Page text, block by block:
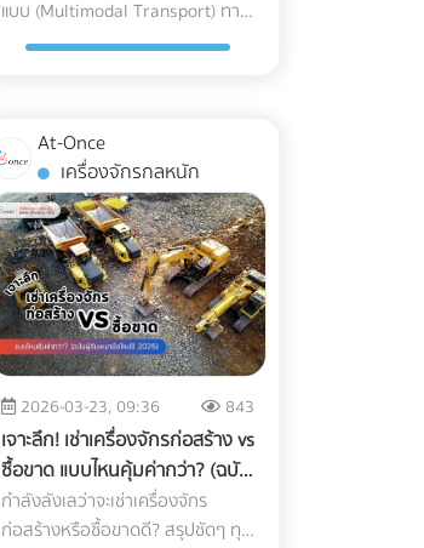
ทาง หากทีม In-house ของโรงแรม
คุณมีงานล้นมืออยู่แล้ว การใช้
ห้องพักต้องว่างเปล่าในช่วง Low
Season! ยกระดับการตลาดโรงแรม
ของคุณวันนี้ เข้ามาค้นหาพาร์ทเนอ
ร์ที่เชี่ยวชาญบน At-once
แพลตฟอร์มรวบรวมบริษัท B2B ชั้น
นำของไทย เรามีตัวเลือกให้คุณครบ
จบในที่เดียว: Digital Marketing
Agency: ผู้เชี่ยวชาญด้านการวาง
กลยุทธ์และยิงแอดเจาะตลาดต่าง
ชาติ Web Developer / UX-UI
Designer: ทีมสร้าง Landing Page
และระบบ Direct Booking ที่ลื่นไหล
SEO Specialist: ช่วยให้เว็บไซต์
โรงแรมของคุณติดหน้าแรก Google
ผ่านสู่ Mono-material PE
(พลาสติกชนิดเดียวที่เกิดมาเพื่อ
หน้าไปที่โครงสร้าง Mono-material
PE (Polyethylene) คือการใช้
พลาสติกตระกูล PE ทั้งหมดมาทำ
เป็นถุง เนื่องจาก PE มีจุดเด่นเรื่อง
การทนความเย็นจัดได้ดี ไม่กรอบ
แตก และที่สำคัญคือสามารถนำไป
รีไซเคิลเข้าสู่ระบบเศรษฐกิจหมุนเวียน
(Circular Economy) ได้ 100%
ตอบโจทย์กฎหมายต่างประเทศได้
ทันที 2. ใช้เทคโนโลยี MDO-PE อัป
เกรดความเหนียวและป้องกันรอย
เจาะทะลุ เพื่อแก้ปัญหาเรื่องความ
แข็งแรง โรงงานบรรจุภัณฑ์ยุคใหม่จะ
ใช้เทคโนโลยี MDO (Machine
brown) ออกซิเจน (Oxygen): ทำให้
เกิดปฏิกิริยาออกซิเดชัน
และสารต้านอนุมูลอิสระ (Catechins)
ทำให้รสชาติอูมามิหายไป และเกิด
ความขมฝาดขึ้นมาแทน ความชื้นและ
แสง (Moisture & Light): เร่งการ
เติบโตของจุลินทรีย์ และทำให้สีของ
ชาซีดจางลงอย่างรวดเร็ว Cold
Chain Logistics ทำงานอย่างไรใน
เส้นทาง ญี่ปุ่น-ไทย? การขนส่งแบบ
Cold Chain สำหรับมัทฉะ ไม่ใช่แค่
การนำสินค้าไปแช่ตู้เย็น แต่คือการ
"ควบคุมอุณหภูมิและความชื้นให้คงที่
แบบไร้รอยต่อ" (Seamless
Temperature Control) ตั้งแต่หน้า
ฟาร์มที่ญี่ปุ่นจนถึงประตูโรงงานใน
แนวทางสากลนี้ Machine
Learning เปลี่ยนการทำงานของ
ระบบ AI ในการทำ Anomaly
Detection (การตรวจจับความผิด
ปกติ) แทนที่จะตั้งค่าความหนาแน่น
แบบตายตัว AI จะเรียนรู้ภาพของ
อาหารที่สมบูรณ์แบบนับหมื่นภาพ
เมื่อเจอสิ่งผิดปกติที่ซ่อนอยู่ในพื้น
ผิวที่ซับซ้อน (เช่น ซีเรียล หรือถั่ว
รวม) AI จะประมวลผลและคัดแยกได้
อย่างแม่นยำ 3 เทรนด์ความสามารถ
ใหม่ของระบบ QC อาหารอัตโนมัติ 1.
การตรวจจับสิ่งแปลกปลอมความ
หนาแน่นต่ำ: AI ช่วยให้เครื่องสแกน
x-ray ตรวจจับพลาสติกบาง, ยาง,
หรือกระดูกอ่อนในเนื้อสัตว์ ซึ่งเป็น
สิ่งที่รังสี X-ray แบบเดิมมักจะมอง
การขนส่ง
แบบ (Multimodal Transport) ทาง
รอดของธุรกิจ B2B ยุคใหม่ พร้อม
At-Once
เครื่องจักรกลหนัก
2026-03-23, 09:36 843
เจาะลึก! เช่าเครื่องจักรก่อสร้าง vs
ซื้อขาด แบบไหนคุ้มค่ากว่า? (ฉบับ
ผู้รับเหมามือใหม่ปี 2026)
กำลังลังเลว่าจะเช่าเครื่องจักร
ก่อสร้างหรือซื้อขาดดี? สรุปชัดๆ ทุก